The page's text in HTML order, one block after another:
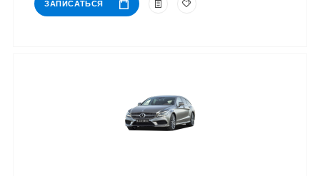
ЗАПИСАТЬСЯ